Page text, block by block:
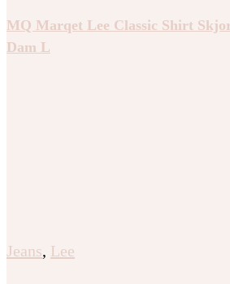
MQ Marqet Lee Classic Shirt
Dam L
Jeans, Lee